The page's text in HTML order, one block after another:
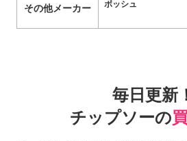
その他メーカー ボッシュ
毎日更新
チップソーの